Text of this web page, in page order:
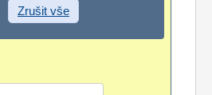
Zrušit vše